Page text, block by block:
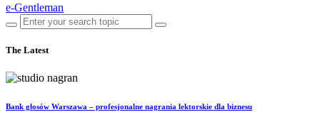
e-Gentleman
The Latest
Bank głosów Warszawa – profesjonalne nagrania lektorskie dla biznesu